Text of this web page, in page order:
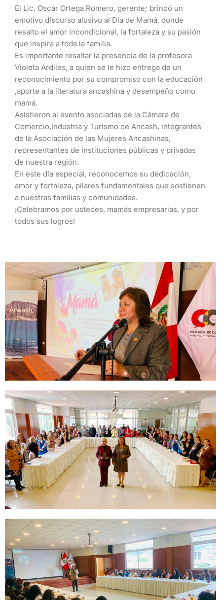
El Lic. Oscar Ortega Romero, gerente; brindó un
emotivo discurso alusivo al Día de Mamá, donde
resalto el amor incondicional, la fortaleza y su pasión
que inspira a toda la familia.
Es importante resaltar la presencia de la profesora
Violeta Ardiles, a quien se le hizo entrega de un
reconocimiento por su compromiso con la educación
,aporte a la literatura ancashina y desempeño como
mamá.
Asistieron al evento asociadas de la Cámara de
Comercio,Industria y Turismo de Ancash, integrantes
de la Asociación de las Mujeres Ancashinas,
representantes de instituciones públicas y privadas
de nuestra región.
En este día especial, reconocemos su dedicación,
amor y fortaleza, pilares fundamentales que sostienen
a nuestras familias y comunidades.
¡Celebramos por ustedes, mamás empresarias, y por
todos sus logros!